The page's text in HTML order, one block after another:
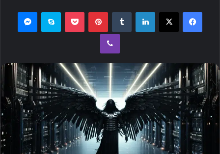
ا
ا
ی
م
ی
فیسبوک ایکس لینکداین پینتریست پاکت اسکایپ
وایبر